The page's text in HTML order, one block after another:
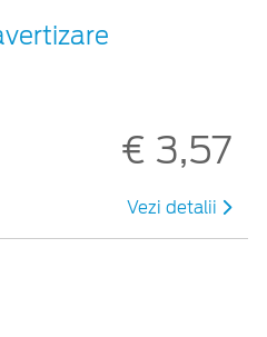
€ 3,57
Vezi detalii